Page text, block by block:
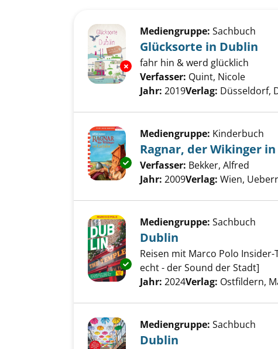
Exemplar-Details von Glücksorte
Mediengruppe: Sachbuch
Glücksorte in Dublin
fahr hin & werd glücklich
Verfasser: Quint, Nicole
Jahr: 2019Verlag: Düsseldorf,
Exemplar-Details von Ragnar, der
Mediengruppe: Kinderbuch
Ragnar, der Wikinger
Verfasser: Bekker, Alfred
Jahr: 2009Verlag: Wien,
Exemplar-Details von Dublin
Mediengruppe: Sachbuch
Dublin
Reisen mit Marco Polo
echt - der Sound der Stadt]
Suche nach diesem Verfasser
Jahr: 2024Verlag: Ostfildern,
Mediengruppe: Sachbuch
Dublin